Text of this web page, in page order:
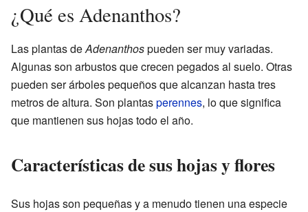
¿Qué es Adenanthos?
Las plantas deAdenanthospueden ser muy variadas.
Algunas son arbustos que crecen pegados al suelo. Otras
pueden ser árboles pequeños que alcanzan hasta tres
metros de altura. Son plantasperennes, lo que significa
que mantienen sus hojas todo el año.
Características de sus hojas y flores
Sus hojas son pequeñas y a menudo tienen una especie